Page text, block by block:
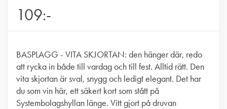
109:-
BASPLAGG - VITA SKJORTAN: den hänger där, redo
att rycka in både till vardag och till fest. Alltid rätt. Den
vita skjortan är sval, snygg och ledigt elegant. Det har
du som vin här, ett säkert kort som stått på
Systembolagshyllan länge. Vitt gjort på druvan